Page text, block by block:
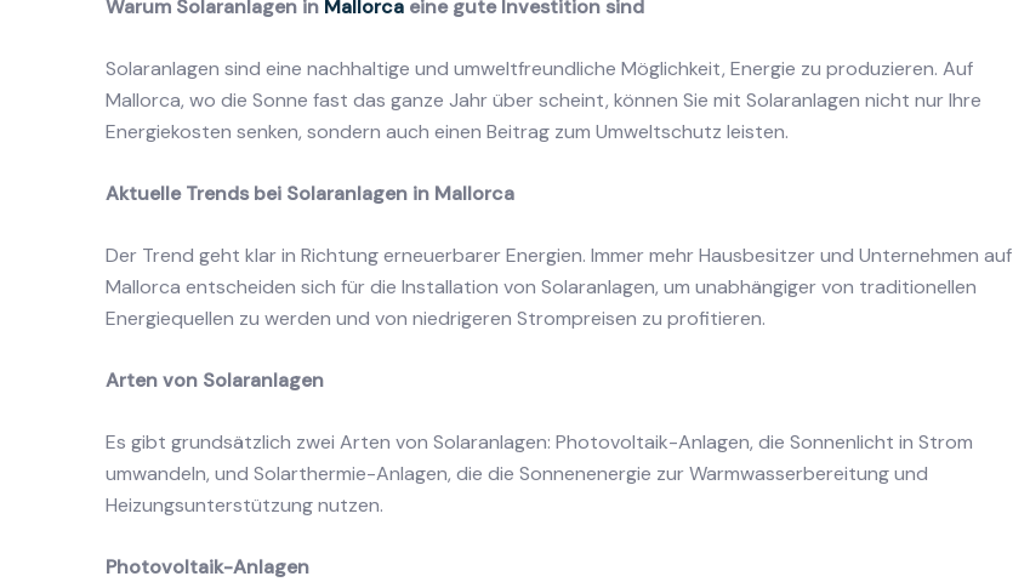
Warum Solaranlagen in Mallorca eine gute Investition sind
Solaranlagen sind eine nachhaltige und umweltfreundliche Möglichkeit, Energie zu produzieren. Auf
Mallorca, wo die Sonne fast das ganze Jahr über scheint, können Sie mit Solaranlagen nicht nur Ihre
Energiekosten senken, sondern auch einen Beitrag zum Umweltschutz leisten.
Aktuelle Trends bei Solaranlagen in Mallorca
Der Trend geht klar in Richtung erneuerbarer Energien. Immer mehr Hausbesitzer und Unternehmen auf
Mallorca entscheiden sich für die Installation von Solaranlagen, um unabhängiger von traditionellen
Energiequellen zu werden und von niedrigeren Strompreisen zu profitieren.
Arten von Solaranlagen
Es gibt grundsätzlich zwei Arten von Solaranlagen: Photovoltaik-Anlagen, die Sonnenlicht in Strom
umwandeln, und Solarthermie-Anlagen, die die Sonnenenergie zur Warmwasserbereitung und
Heizungsunterstützung nutzen.
Photovoltaik-Anlagen